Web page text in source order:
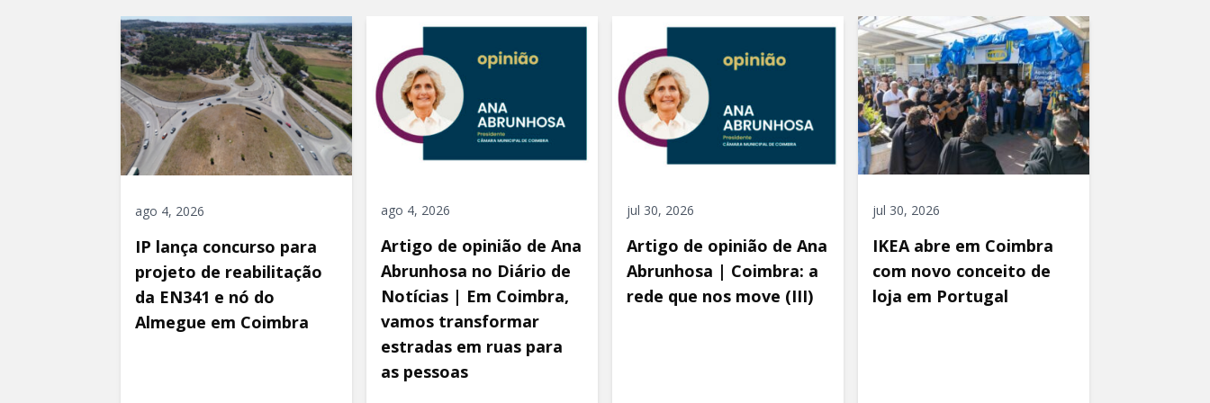
ago 4, 2026
IP lança concurso para
projeto de reabilitação
da EN341 e nó do
Almegue em Coimbra
ago 4, 2026
Artigo de opinião de Ana
Abrunhosa no Diário de
Notícias | Em Coimbra,
vamos transformar
estradas em ruas para
as pessoas
jul 30, 2026
Artigo de opinião de Ana
Abrunhosa | Coimbra: a
rede que nos move (III)
jul 30, 2026
IKEA abre em Coimbra
com novo conceito de
loja em Portugal